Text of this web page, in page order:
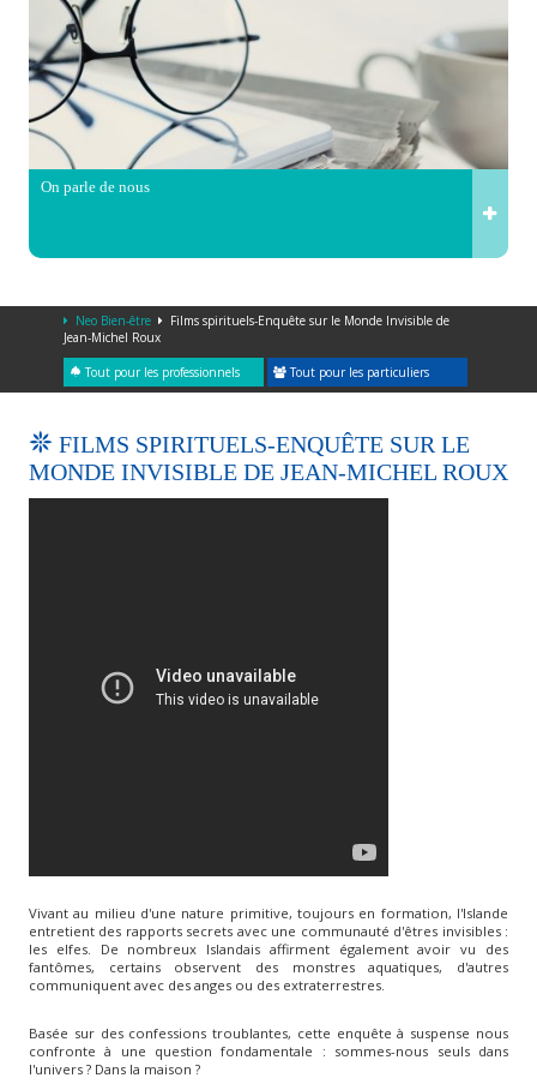
On parle de nous
Neo Bien-être
Films spirituels-Enquête sur le Monde Invisible de
Jean-Michel Roux
Tout pour les professionnels Tout pour les particuliers
FILMS SPIRITUELS-ENQUÊTE SUR LE
MONDE INVISIBLE DE JEAN-MICHEL ROUX
Vivant au milieu d'une nature primitive, toujours en formation, l'Islande
entretient des rapports secrets avec une communauté d'êtres invisibles :
les elfes. De nombreux Islandais affirment également avoir vu des
fantômes, certains observent des monstres aquatiques, d'autres
communiquent avec des anges ou des extraterrestres.
Basée sur des confessions troublantes, cette enquête à suspense nous
confronte à une question fondamentale : sommes-nous seuls dans
l'univers ? Dans la maison ?